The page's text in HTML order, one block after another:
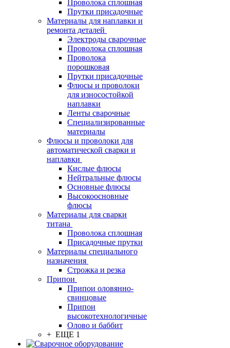
Проволока сплошная
Прутки присадочные
Материалы для наплавки и
ремонта деталей
Электроды сварочные
Проволока сплошная
Проволока
порошковая
Прутки присадочные
Флюсы и проволоки
для износостойкой
наплавки
Ленты сварочные
Специализированные
материалы
Флюсы и проволоки для
автоматической сварки и
наплавки
Кислые флюсы
Нейтральные флюсы
Основные флюсы
Высокоосновные
флюсы
Материалы для сварки
титана
Проволока сплошная
Присадочные прутки
Материалы специального
назначения
Строжка и резка
Припои
Припои оловянно-
свинцовые
Припои
высокотехнологичные
Олово и баббит
+ ЕЩЕ 1